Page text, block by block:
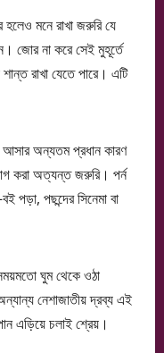
হলেও মনে রাখা জরুরি যে
জোর না করে সেই মুহূর্তে
রাখা যেতে পারে। এটি
আসার অন্যতম প্রধান কারণ
করা অত্যন্ত জরুরি। পর্ন
পড়া, পছন্দের সিনেমা বা
ঘুম থেকে ওঠা
নেশাজাতীয় দ্রব্য এই
এড়িয়ে চলাই শ্রেয়।